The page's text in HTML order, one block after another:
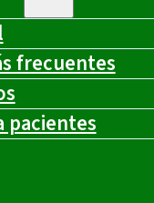
frecuentes
pacientes